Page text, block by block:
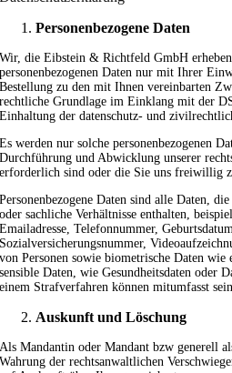
Personenbezogene Daten
Wir, die Eibstein & Richtfeld GmbH
personenbezogenen Daten nur mit Ihrer
Bestellung zu den mit Ihnen vereinbarten
rechtliche Grundlage im Einklang mit der
Einhaltung der datenschutz- und
Es werden nur solche personenbezogenen
Durchführung und Abwicklung unserer
erforderlich sind oder die Sie uns freiwillig
Personenbezogene Daten sind alle Daten,
oder sachliche Verhältnisse enthalten,
Emailadresse, Telefonnummer,
Sozialversicherungsnummer,
von Personen sowie biometrische Daten wie
sensible Daten, wie Gesundheitsdaten oder
einem Strafverfahren können mitumfasst
Auskunft und Löschung
Als Mandantin oder Mandant bzw generell
Wahrung der rechtsanwaltlichen